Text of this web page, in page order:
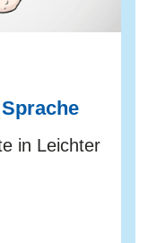
in Leichter